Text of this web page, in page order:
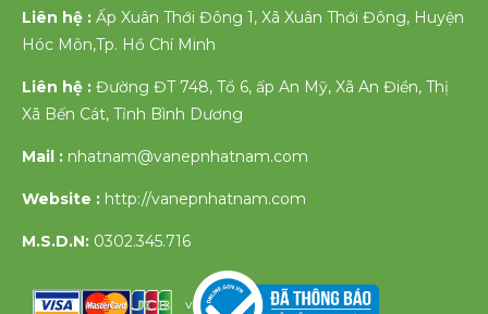
Liên hệ : Ấp Xuân Thới Đông 1, Xã Xuân Thới Đông, Huyện
Hóc Môn,Tp. Hồ Chí Minh
Liên hệ : Đường ĐT 748, Tổ 6, ấp An Mỹ, Xã An Điền, Thị
Xã Bến Cát, Tỉnh Bình Dương
Mail : nhatnam@vanepnhatnam.com
Website : http://vanepnhatnam.com
M.S.D.N: 0302.345.716
v